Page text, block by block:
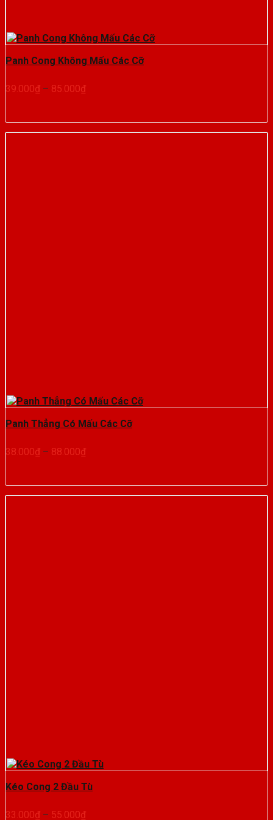
Panh Cong Không Mấu Các Cỡ
39.000₫ – 85.000₫Khoảng
39.000₫
đến
Panh Thẳng Có Mấu Các Cỡ
38.000₫ – 88.000₫Khoảng
38.000₫
đến
Kéo Cong 2 Đầu Tù
33.000₫ – 55.000₫Khoảng